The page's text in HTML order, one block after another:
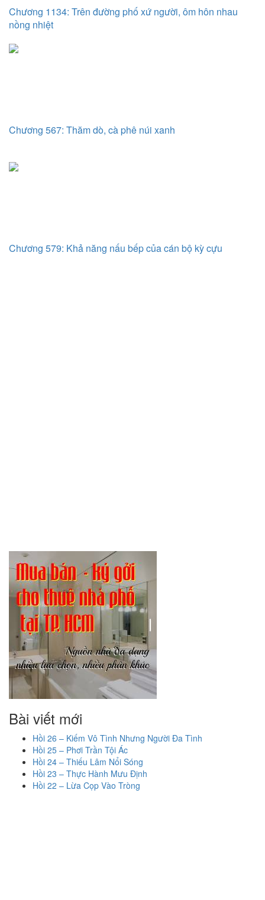
Chương 1134: Trên đường phố xứ người, ôm hôn nhau
nồng nhiệt
Chương 567: Thăm dò, cà phê núi xanh
Chương 579: Khả năng nấu bếp của cán bộ kỳ cựu
Bài viết mới
Hồi 26 – Kiếm Vô Tình Nhưng Người Đa Tình
Hồi 25 – Phơi Trần Tội Ác
Hồi 24 – Thiếu Lâm Nổi Sóng
Hồi 23 – Thực Hành Mưu Định
Hồi 22 – Lừa Cọp Vào Tròng